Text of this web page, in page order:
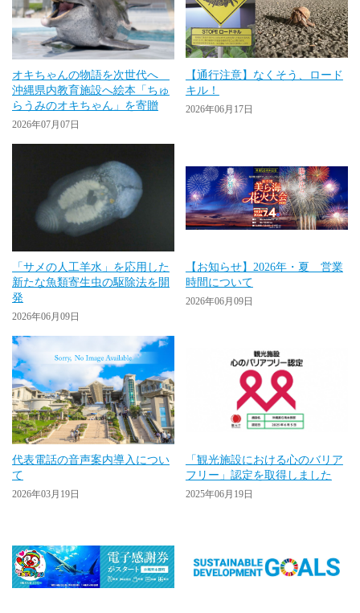
オキちゃんの物語を次世代へ
沖縄県内教育施設へ絵本「ちゅ
らうみのオキちゃん」を寄贈
2026年07月07日
【通行注意】なくそう、ロード
キル！
2026年06月17日
「サメの人工羊水」を応用した
新たな魚類寄生虫の駆除法を開
発
2026年06月09日
【お知らせ】2026年・夏 営業
時間について
2026年06月09日
代表電話の音声案内導入につい
て
2026年03月19日
「観光施設における心のバリア
フリー」認定を取得しました
2025年06月19日